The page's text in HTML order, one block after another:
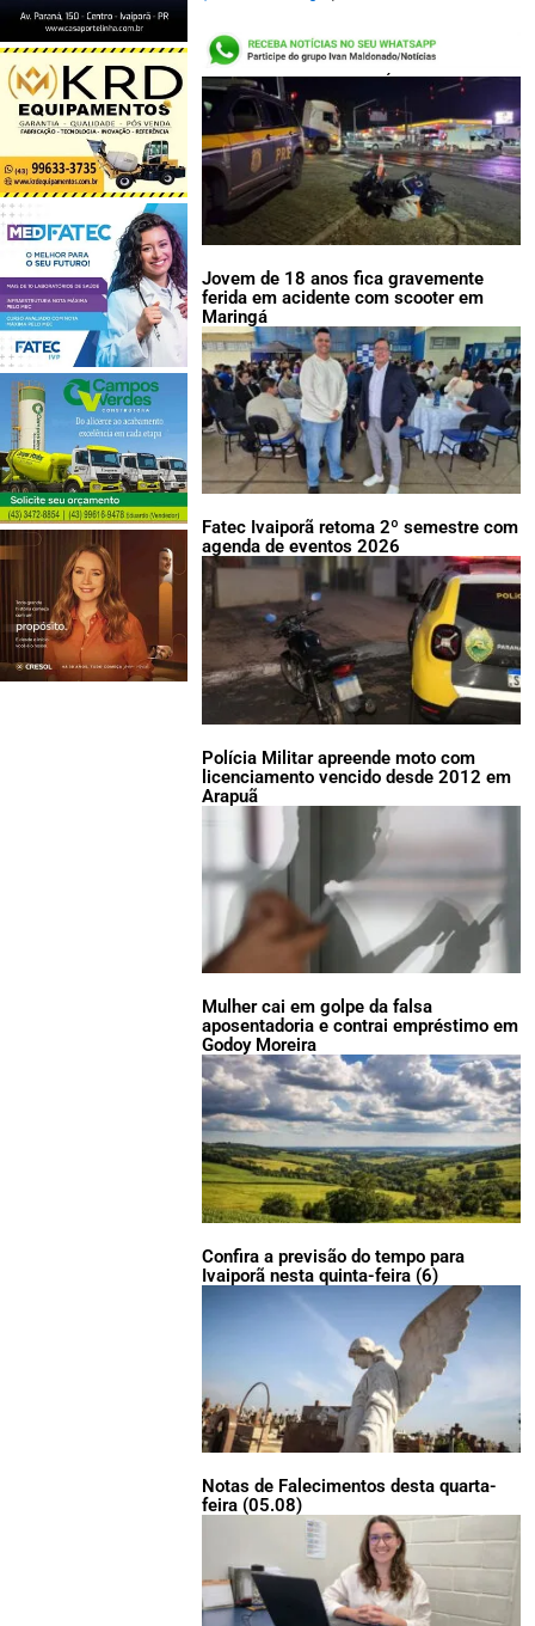
Jovem de 18 anos fica gravemente
ferida em acidente com scooter em
Maringá
Fatec Ivaiporã retoma 2º semestre com
agenda de eventos 2026
Polícia Militar apreende moto com
licenciamento vencido desde 2012 em
Arapuã
Mulher cai em golpe da falsa
aposentadoria e contrai empréstimo em
Godoy Moreira
Confira a previsão do tempo para
Ivaiporã nesta quinta-feira (6)
Notas de Falecimentos desta quarta-
feira (05.08)